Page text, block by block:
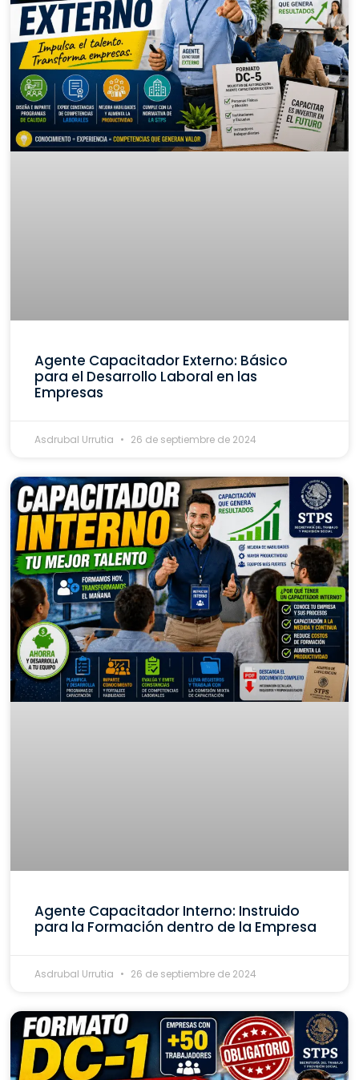
Agente Capacitador Externo: Básico
para el Desarrollo Laboral en las
Empresas
Asdrubal Urrutia 26 de septiembre de 2024
Agente Capacitador Interno: Instruido
para la Formación dentro de la Empresa
Asdrubal Urrutia 26 de septiembre de 2024